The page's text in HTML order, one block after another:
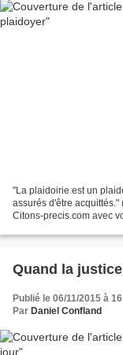
"La plaidoirie est un
assurés d'être acquittés."
Citons-precis.com avec
Quand la
Publié le 06/11/2015 à
Par Daniel Confland